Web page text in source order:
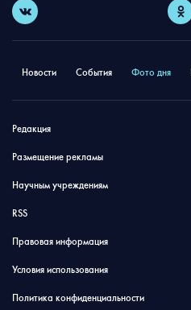
Новости События Фото дня
Редакция
Размещение рекламы
Научным учреждениям
RSS
Правовая информация
Условия использования
Политика конфиденциальности